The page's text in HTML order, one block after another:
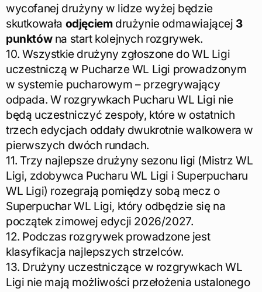
wycofanej drużyny w lidze wyżej będzie
skutkowała odjęciem drużynie odmawiającej 3
punktówna start kolejnych rozgrywek.
10. Wszystkie drużyny zgłoszone do WL Ligi
uczestniczą w Pucharze WL Ligi prowadzonym
w systemie pucharowym – przegrywający
odpada. W rozgrywkach Pucharu WL Ligi nie
będą uczestniczyć zespoły, które w ostatnich
trzech edycjach oddały dwukrotnie walkowera w
pierwszych dwóch rundach.
11. Trzy najlepsze drużyny sezonu ligi (Mistrz WL
Ligi, zdobywca Pucharu WL Ligi i Superpucharu
WL Ligi) rozegrają pomiędzy sobą mecz o
Superpuchar WL Ligi, który odbędzie się na
początek zimowej edycji 2026/2027.
12. Podczas rozgrywek prowadzone jest
klasyfikacja najlepszych strzelców.
13. Drużyny uczestniczące w rozgrywkach WL
Ligi nie mają możliwości przełożenia ustalonego